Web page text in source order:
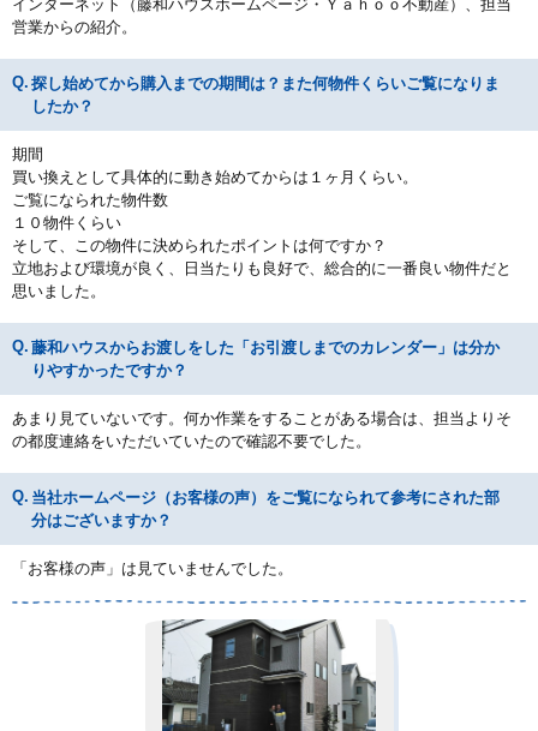
インターネット（藤和ハウスホームページ・Ｙａｈｏｏ不動産）、担当
営業からの紹介。
探し始めてから購入までの期間は？また何物件くらいご覧になりま
したか？
期間
買い換えとして具体的に動き始めてからは１ヶ月くらい。
ご覧になられた物件数
１０物件くらい
そして、この物件に決められたポイントは何ですか？
立地および環境が良く、日当たりも良好で、総合的に一番良い物件だと
思いました。
藤和ハウスからお渡しをした「お引渡しまでのカレンダー」は分か
りやすかったですか？
あまり見ていないです。何か作業をすることがある場合は、担当よりそ
の都度連絡をいただいていたので確認不要でした。
当社ホームページ（お客様の声）をご覧になられて参考にされた部
分はございますか？
「お客様の声」は見ていませんでした。